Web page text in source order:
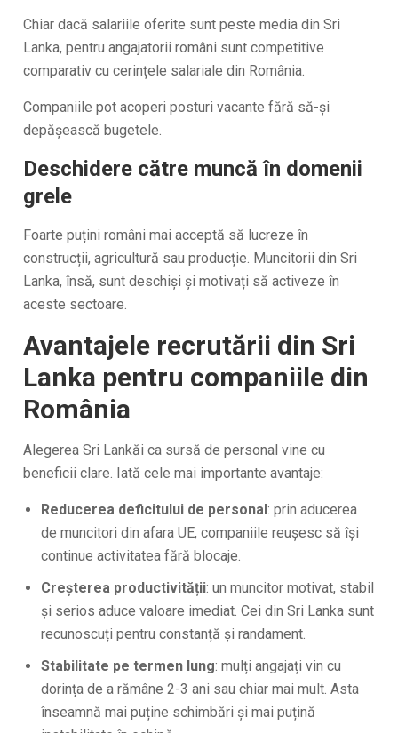
Chiar dacă salariile oferite sunt peste media din Sri
Lanka, pentru angajatorii români sunt competitive
comparativ cu cerințele salariale din România.
Companiile pot acoperi posturi vacante fără să-și
depășească bugetele.
Deschidere către muncă în domenii
grele
Foarte puțini români mai acceptă să lucreze în
construcții, agricultură sau producție. Muncitorii din Sri
Lanka, însă, sunt deschiși și motivați să activeze în
aceste sectoare.
Avantajele recrutării din Sri
Lanka pentru companiile din
România
Alegerea Sri Lankăi ca sursă de personal vine cu
beneficii clare. Iată cele mai importante avantaje:
Reducerea deficitului de personal: prin aducerea
de muncitori din afara UE, companiile reușesc să își
continue activitatea fără blocaje.
Creșterea productivității: un muncitor motivat, stabil
și serios aduce valoare imediat. Cei din Sri Lanka sunt
recunoscuți pentru constanță și randament.
Stabilitate pe termen lung: mulți angajați vin cu
dorința de a rămâne 2-3 ani sau chiar mai mult. Asta
înseamnă mai puține schimbări și mai puțină